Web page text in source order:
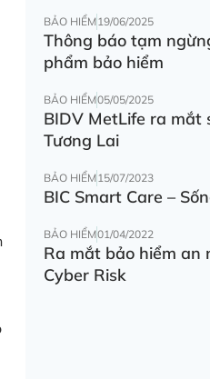
BẢO HIỂM19/06/2025
Thông báo tạm
phẩm bảo hiểm
BẢO HIỂM05/05/2025
BIDV MetLife ra mắt
Tương Lai
BẢO HIỂM15/07/2023
BIC Smart Care –
BẢO HIỂM01/04/2022
Ra mắt bảo hiểm an
Cyber Risk